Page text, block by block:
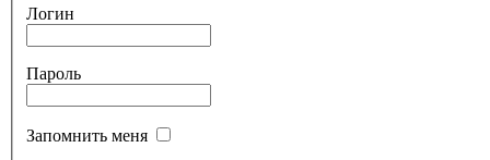
Логин
Пароль
Запомнить меня